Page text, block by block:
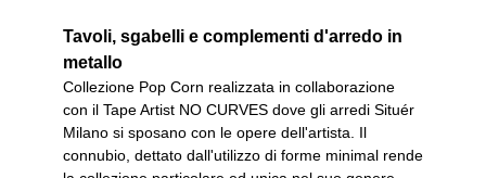
Tavoli, sgabelli e complementi d'arredo in
metallo
Collezione Pop Corn realizzata in collaborazione
con il Tape Artist NO CURVES dove gli arredi Situér
Milano si sposano con le opere dell'artista. Il
connubio, dettato dall'utilizzo di forme minimal rende